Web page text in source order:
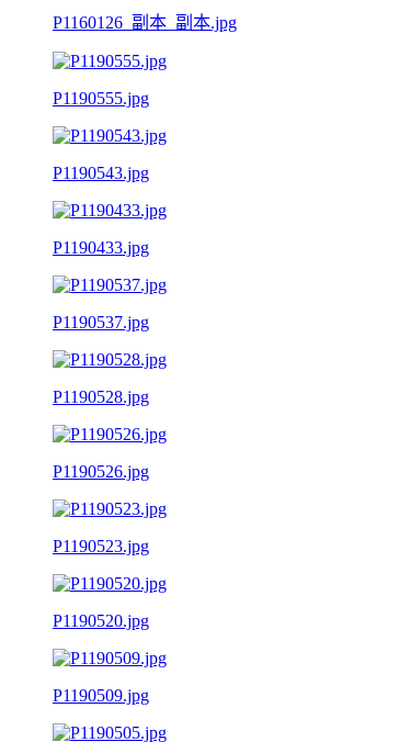
P1160126_副本_副本.jpg
P1190555.jpg
P1190543.jpg
P1190433.jpg
P1190537.jpg
P1190528.jpg
P1190526.jpg
P1190523.jpg
P1190520.jpg
P1190509.jpg